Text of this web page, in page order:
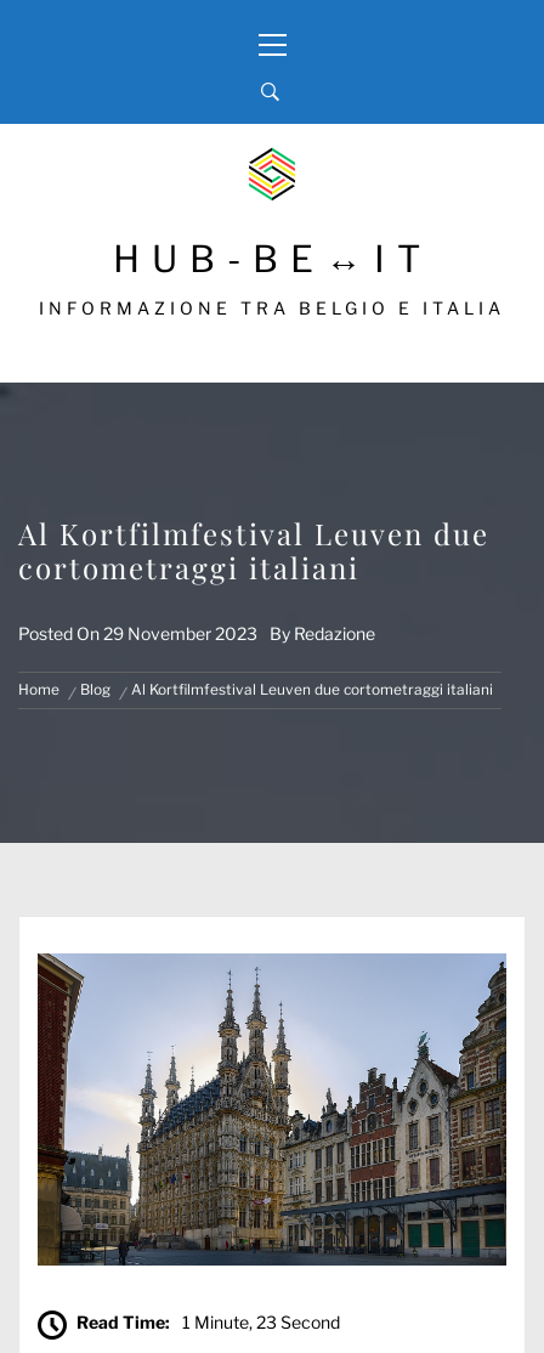
Menu
HUB-BE↔IT
INFORMAZIONE TRA BELGIO E ITALIA
Al Kortfilmfestival Leuven due
cortometraggi italiani
Posted On 29 November 2023 By Redazione
Home Blog Al Kortfilmfestival Leuven due cortometraggi italiani
Read Time: 1 Minute, 23 Second